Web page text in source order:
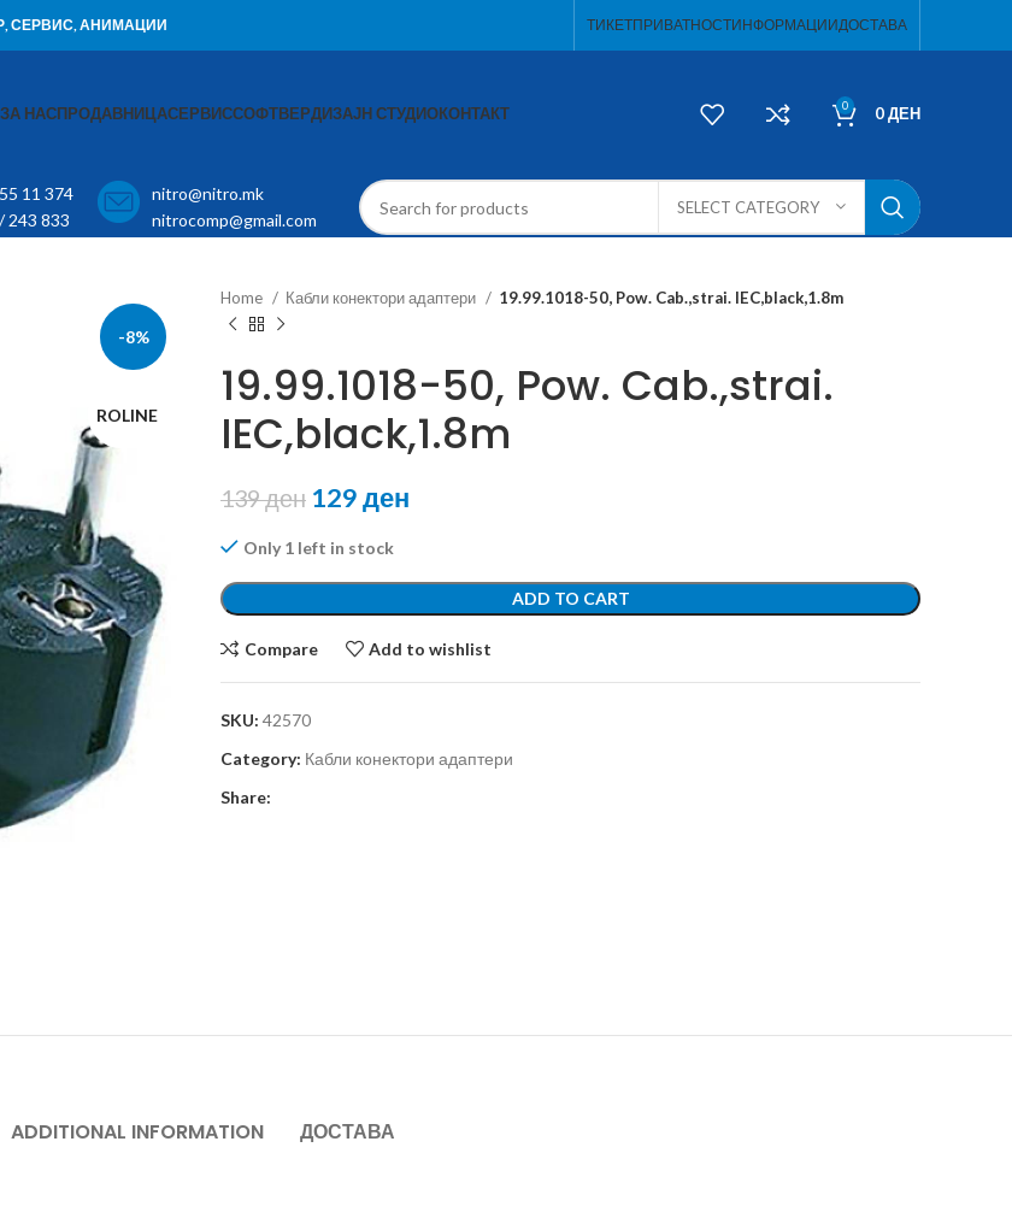
СЕРВИС, АНИМАЦИИ ТИКЕТПРИВАТНОСТИНФОРМАЦИИДОСТАВА
ЗА НАСПРОДАВНИЦАСЕРВИССОФТВЕРДИЗАЈН СТУДИОКОНТАКТ 0 0ДЕН
11 374
243 833
nitro@nitro.mk
nitrocomp@gmail.com
SELECT CATEGORY
-8%
ROLINE
Home Кабли конектори адаптери 19.99.1018-50, Pow. Cab.,strai. IEC,black,1.8m
19.99.1018-50, Pow. Cab.,strai.
IEC,black,1.8m
139ден 129ден
Only 1 left in stock
ADD TO CART
Compare Add to wishlist
SKU: 42570
Category: Кабли конектори адаптери
Share:
ADDITIONAL INFORMATION ДОСТАВА